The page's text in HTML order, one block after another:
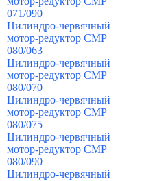
071/090
Цилиндро-червячный
мотор-редуктор CMP
080/063
Цилиндро-червячный
мотор-редуктор CMP
080/070
Цилиндро-червячный
мотор-редуктор CMP
080/075
Цилиндро-червячный
мотор-редуктор CMP
080/090
Цилиндро-червячный